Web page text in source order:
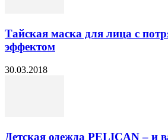
Тайская маска для лица с
эффектом
30.03.2018
Детская одежда PELICAN – и